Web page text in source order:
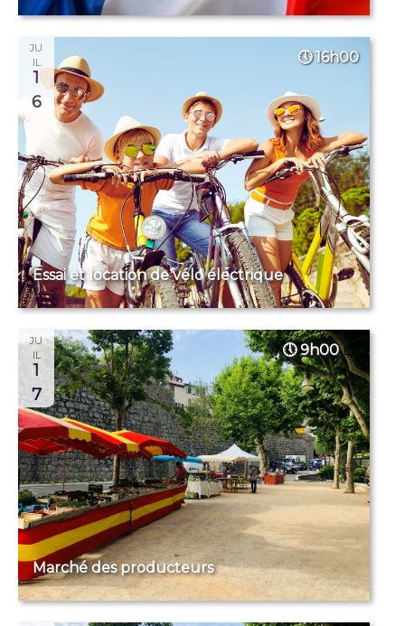
JU
IL
1
6
16h00
Essai et location de vélo électrique
JU
IL
1
7
9h00
Marché des producteurs